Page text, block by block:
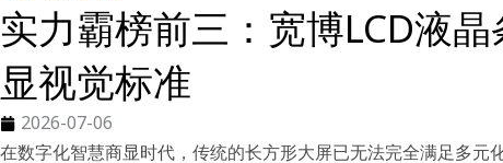
实力霸榜前三：宽博LCD液
显视觉标准
2026-07-06
在数字化智慧商显时代，传统的长方形大屏已无法完全满足多